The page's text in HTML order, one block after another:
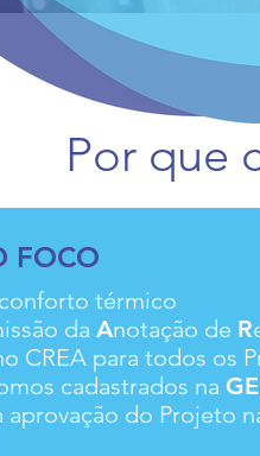
Por que
FOCO
térmico
da Anotação de R
CREA para todos os
cadastrados na GE
aprovação do Projeto